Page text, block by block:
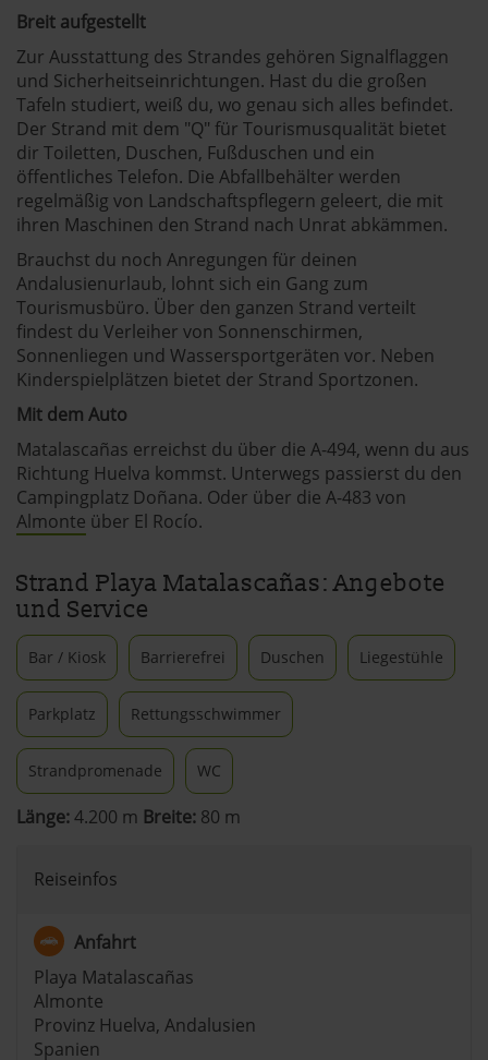
Breit aufgestellt
Zur Ausstattung des Strandes gehören Signalflaggen
und Sicherheitseinrichtungen. Hast du die großen
Tafeln studiert, weiß du, wo genau sich alles befindet.
Der Strand mit dem "Q" für Tourismusqualität bietet
dir Toiletten, Duschen, Fußduschen und ein
öffentliches Telefon. Die Abfallbehälter werden
regelmäßig von Landschaftspflegern geleert, die mit
ihren Maschinen den Strand nach Unrat abkämmen.
Brauchst du noch Anregungen für deinen
Andalusienurlaub, lohnt sich ein Gang zum
Tourismusbüro. Über den ganzen Strand verteilt
findest du Verleiher von Sonnenschirmen,
Sonnenliegen und Wassersportgeräten vor. Neben
Kinderspielplätzen bietet der Strand Sportzonen.
Mit dem Auto
Matalascañas erreichst du über die A-494, wenn du aus
Richtung Huelva kommst. Unterwegs passierst du den
Campingplatz Doñana. Oder über die A-483 von
Almonte über El Rocío.
Strand Playa Matalascañas: Angebote
und Service
Bar / Kiosk Barrierefrei Duschen Liegestühle
Parkplatz Rettungsschwimmer
Strandpromenade WC
Länge:4.200 m Breite: 80 m
Reiseinfos
Anfahrt
Playa Matalascañas
Almonte
Provinz Huelva, Andalusien
Spanien